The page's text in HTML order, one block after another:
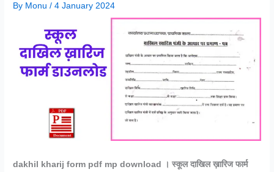
By Monu/4 January 2024
dakhil kharij form pdf mp download । स्कूल दाखिल ख़ारिज फार्म